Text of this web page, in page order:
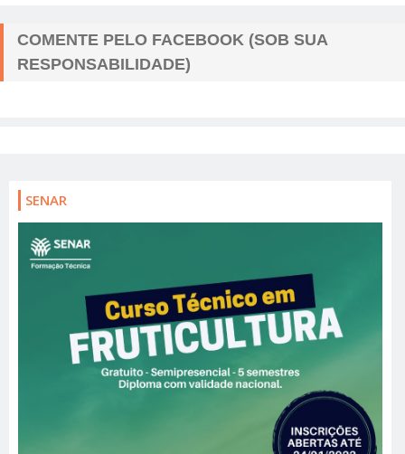
COMENTE PELO FACEBOOK (SOB SUA
RESPONSABILIDADE)
SENAR